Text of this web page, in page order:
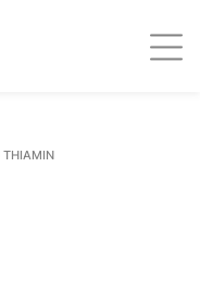
THIAMIN